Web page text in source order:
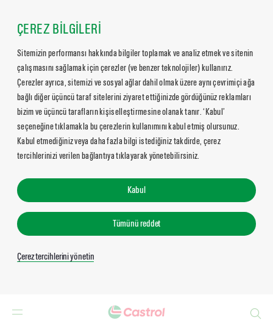
ÇEREZ BİLGİLERİ
Sitemizin performansı hakkında bilgiler toplamak ve analiz etmek ve sitenin
çalışmasını sağlamak için çerezler (ve benzer teknolojiler) kullanırız.
Çerezler ayrıca, sitemizi ve sosyal ağlar dahil olmak üzere aynı çevrimiçi ağa
bağlı diğer üçüncü taraf sitelerini ziyaret ettiğinizde gördüğünüz reklamları
bizim ve üçüncü tarafların kişiselleştirmesine olanak tanır. ‘Kabul’
seçeneğine tıklamakla bu çerezlerin kullanımını kabul etmiş olursunuz.
Kabul etmediğiniz veya daha fazla bilgi istediğiniz takdirde, çerez
tercihlerinizi verilen bağlantıya tıklayarak yönetebilirsiniz.
Kabul
Tümünü reddet
Çerez tercihlerini yönetin